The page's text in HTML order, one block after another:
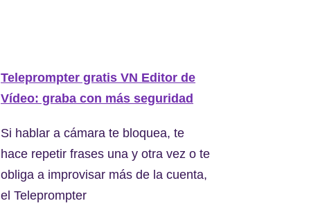
Teleprompter gratis VN Editor de
Vídeo: graba con más seguridad
Si hablar a cámara te bloquea, te
hace repetir frases una y otra vez o te
obliga a improvisar más de la cuenta,
el Teleprompter